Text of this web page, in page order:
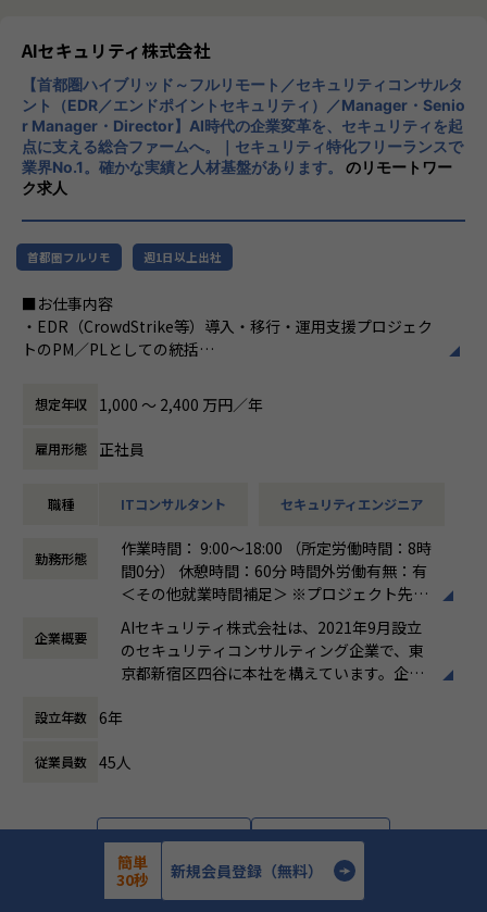
りの裁量と影響範囲が大きいことが特徴です。
■0→1フェーズの面白さ
セキュリティガバナンス、監視・オブザーバビリティ基盤、I
aC による自動化など、これから整備していくテーマが揃って
います。既存の仕組みを維持するのではなく、自分の手で土
台を作り上げる経験ができます。
リーダー候補として、技術方針の策定・標準化・メンバー育
成にも携わります。スペシャリストとマネジメントの両方の
道が拓けるポジションです。
■身に付く・期待する、知識・スキル・能力
・DevSecOps／シフトレフトの実践 ：CI/CDにセキュリティ
・セキュリティガバナンス構築の経験：全社統制の設計、IS
・オブザーバビリティ基盤の設計力：監視・ログ・パフォー
・技術リード・標準化・育成のマネジメントスキル：チーム
を率いる経験
オープングループ全体のプロダクトを横断し、以下の領域を
担当いただきます。
クラウドインフラ
・Google Cloud への移行対応の推進
・GCP / AWS を中心としたインフラの設計・構築・運用
セキュリティ
・各プロダクトの脆弱性対応、セキュリティ診断、対策の実
・全社横断的なセキュリティ統制およびガバナンスの設計と
AIセキュリティ株式会社
【首都圏ハイブリッド～フルリモート／セキュリティコンサルタ
ント（EDR／エンドポイントセキュリティ）／Manager・Senio
r Manager・Director】AI時代の企業変革を、セキュリティを起
点に支える総合ファームへ。｜セキュリティ特化フリーランスで
業界No.1。確かな実績と人材基盤があります。
のリモートワー
ク求人
首都圏フルリモ 週1日以上出社
■お仕事内容
・EDR（CrowdStrike等）導入・移行・運用支援プロジェク
トのPM／PLとしての統括
の構想策定、設計のリード
・SOC／MDR運用設計、インシデント対応（IR）体制構築の
支援
・検知ルール・運用プロセスの高度化、チューニング方針の
・ユニット（チーム）のマネジメント、メンバー育成、デリ
・顧客への提案活動、経営層・部門責任者への報告・折衝
・ベンダーアライアンス（CrowdStrike）を活かした提案・
ソリューション開発
・（Senior Manager）複数プロジェクトの同時統括、案件
創出・事業推進のリード
・（Director）EDR／エンドポイント領域全体の事業・売上
■このポジションの魅力
当社がベンダーアライアンスを結ぶCrowdStrikeを中核に、
導入・構築から運用設計、
インシデント対応体制の構築までを一気通貫で担っていただ
想定年収 1,000 〜 2,400 万円／年
雇用形態 正社員
職種 ITコンサルタント セキュリティエンジニア
勤務形態
作業時間： 9:00～18:00 （所定労働時間：8時
間0分） 休憩時間：60分 時間外労働有無：有
＜その他就業時間補足＞ ※プロジェクト先に
よる。 ※シニアコンサルタント以上は専門業
務型裁量労働制（みなし労働時間8時間）の
場合、時間外労働なし
働き方：裁量労働制
休憩時間： 60分
企業概要
AIセキュリティ株式会社は、2021年9月設立
のセキュリティコンサルティング企業で、東
京都新宿区四谷に本社を構えています。企業
げ、企業の持続的な成長と価値向上を支援す
コンサルティング、サイバーセキュリティコ
キュリティ顧問サービス、人材紹介・採用支
援などです。AI活用の拡大に伴うセキュリテ
ィリスクへの対応を強みとし、リスク管理か
ら組織体制構築、人材確保まで幅広く支援し
設立年数 6年
従業員数 45人
詳細を見る 応募する
簡単
30秒
新規会員登録（無料）